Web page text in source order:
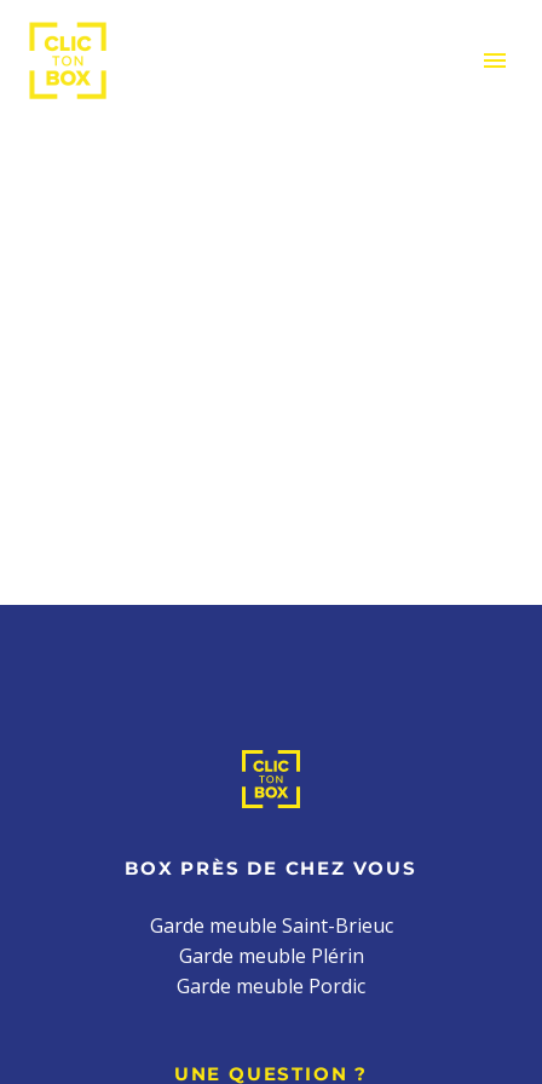
BOX PRÈS DE CHEZ VOUS
Garde meuble Saint-Brieuc
Garde meuble Plérin
Garde meuble Pordic
UNE QUESTION ?